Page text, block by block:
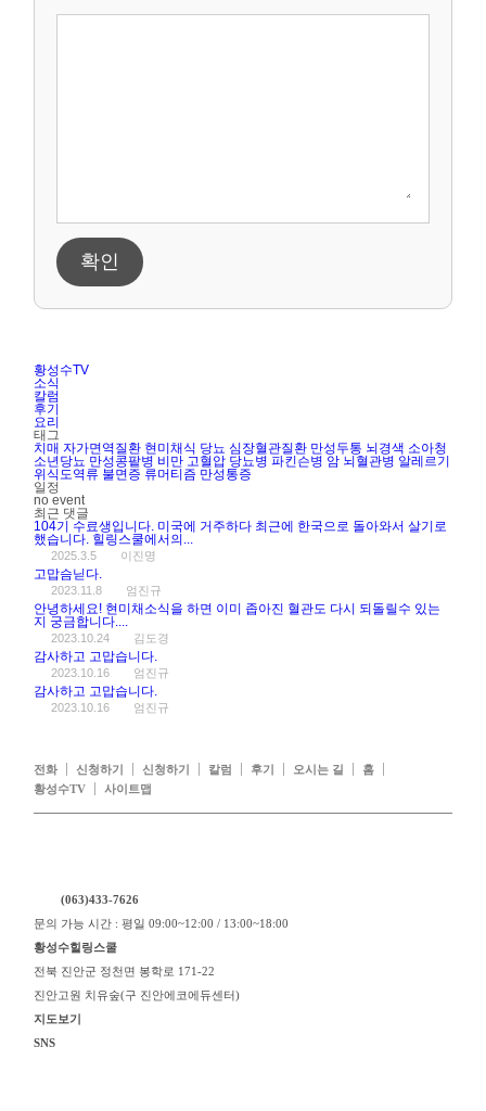
확인
황성수TV
소식
칼럼
후기
요리
태그
치매 자가면역질환 현미채식 당뇨 심장혈관질환 만성두통 뇌경색 소아청
소년당뇨 만성콩팥병 비만 고혈압 당뇨병 파킨슨병 암 뇌혈관병 알레르기
위식도역류 불면증 류머티즘 만성통증
일정
no event
최근 댓글
104기 수료생입니다. 미국에 거주하다 최근에 한국으로 돌아와서 살기로
했습니다. 힐링스쿨에서의...
2025.3.5 이진명
고맙슴닏다.
2023.11.8 엄진규
안녕하세요! 현미채소식을 하면 이미 좁아진 혈관도 다시 되돌릴수 있는
지 궁금합니다....
2023.10.24 김도경
감사하고 고맙습니다.
2023.10.16 엄진규
감사하고 고맙습니다.
2023.10.16 엄진규
전화 신청하기 신청하기 칼럼 후기 오시는 길
홈
황성수TV
사이트맵
(063)433-7626
문의 가능 시간 : 평일 09:00~12:00 / 13:00~18:00
황성수힐링스쿨
전북 진안군 정천면 봉학로 171-22
진안고원 치유숲(구 진안에코에듀센터)
지도보기
SNS